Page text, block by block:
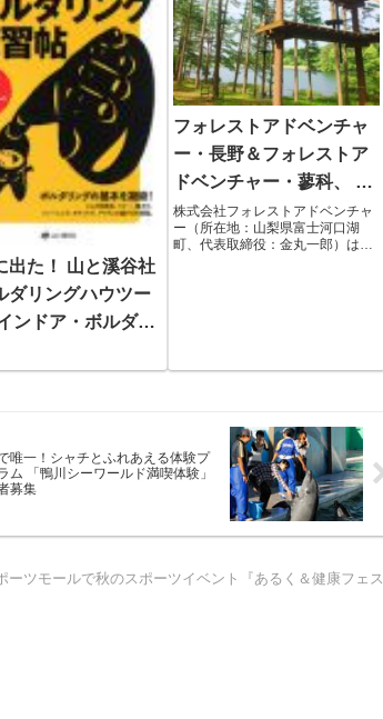
出た！ 山と溪谷社
ダリングハウツー
ンドア・ボルダリ
フォレストアドベンチャ
ー・長野＆フォレストア
ドベンチャー・蓼科、 オ
ープン
株式会社フォレストアドベンチャ
ー（所在地：山梨県富士河口湖
町、代表取締役：金丸一郎）は、
唯一！シャチとふれあえる体験プ
ム 「鴨川シーワールド満喫体験」
募集
ーツモールで秋のスポーツイベント『あるく＆健康フェス